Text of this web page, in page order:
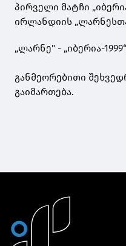
პირველი მატჩი
ირლანდიის
„ლარნე" - „იბერია-
განმეორებითი
გაიმართება.